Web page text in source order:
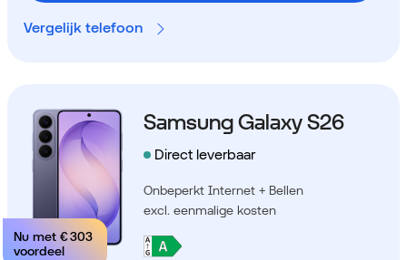
Vergelijk telefoon
Nu met € 303
voordeel
Samsung Galaxy S26
Direct leverbaar
Onbeperkt Internet + Bellen
excl. eenmalige kosten